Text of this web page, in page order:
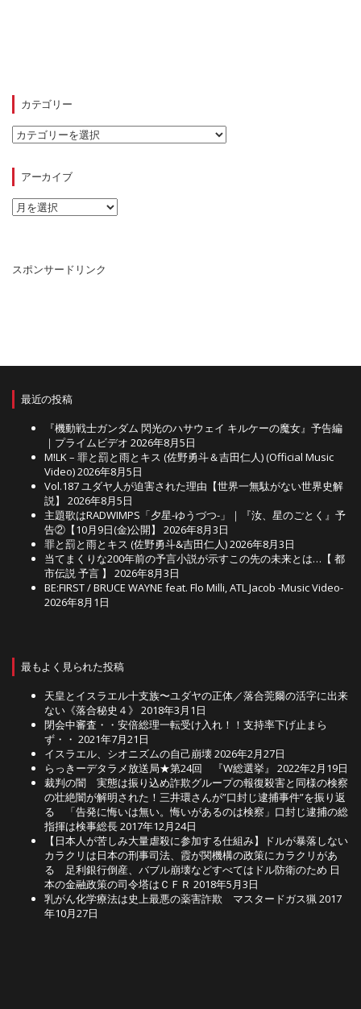
カテゴリー
カ
テ
ー
アーカイブ
ア
ー
ブ
スポンサードリンク
最近の投稿
『機動戦士ガンダム 閃光のハサウェイ キルケーの魔女』予告編
｜プライムビデオ 2026年8月5日
M!LK – 罪と罰と雨とキス (佐野勇斗＆吉田仁人) (Official Music
Video)2026年8月5日
Vol.187 ユダヤ人が迫害された理由【世界一無駄がない世界史解
説】
2026年8月5日
主題歌はRADWIMPS「夕星-ゆうづつ-」｜『汝、星のごとく』予
告②【10月9日(金)公開】
2026年8月3日
罪と罰と雨とキス (佐野勇斗&吉田仁人)2026年8月3日
当てまくりな200年前の予言小説が示すこの先の未来とは…【 都
市伝説 予言 】
2026年8月3日
BE:FIRST / BRUCE WAYNE feat. Flo Milli, ATL Jacob -Music Video-
2026年8月1日
最もよく見られた投稿
天皇とイスラエル十支族〜ユダヤの正体／落合莞爾の活字に出来
ない《落合秘史４》 2018年3月1日
閉会中審査・・安倍総理一転受け入れ！！支持率下げ止まら
ず・・ 2021年7月21日
イスラエル、シオニズムの自己崩壊2026年2月27日
らっきーデタラメ放送局★第24回 『W総選挙』
2022年2月19日
裁判の闇 実態は振り込め詐欺グループの報復殺害と同様の検察
の壮絶闇が解明された！三井環さんが”口封じ逮捕事件”を振り返
る 「告発に悔いは無い。悔いがあるのは検察」口封じ逮捕の総
指揮は検事総長2017年12月24日
【日本人が苦しみ大量虐殺に参加する仕組み】ドルが暴落しない
カラクリは日本の刑事司法、霞が関機構の政策にカラクリがあ
る 足利銀行倒産、バブル崩壊などすべてはドル防衛のため 日
本の金融政策の司令塔はＣＦＲ 2018年5月3日
乳がん化学療法は史上最悪の薬害詐欺 マスタードガス猟2017
年10月27日